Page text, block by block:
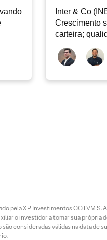
Inter & Co
Crescimento
carteira;
continua
debate
pela XP Investimentos CCTVM
o investidor a tomar sua
consideradas válidas na data de